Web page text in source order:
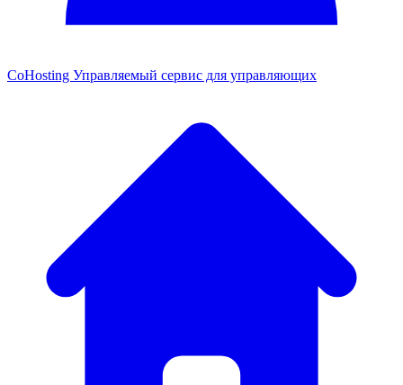
CoHosting Управляемый сервис для управляющих